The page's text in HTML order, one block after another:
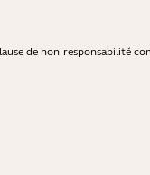
de non-responsabilité